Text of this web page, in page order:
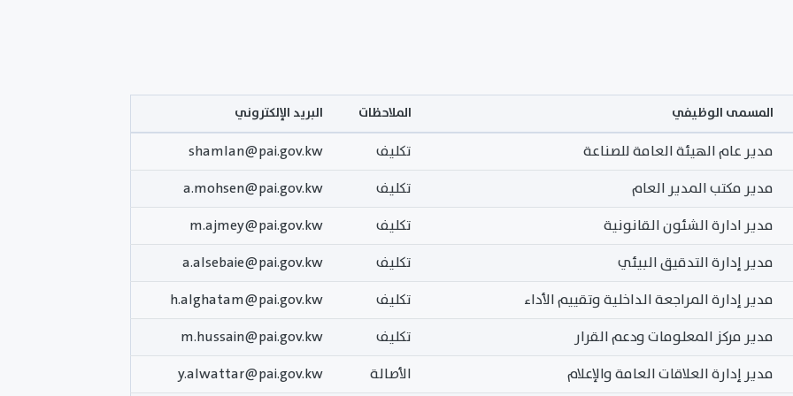
المسمى الوظيفي الملاحظات البريد الإلكتروني
مدير عام الهيئة العامة للصناعة تكليف
shamlan@pai.gov.kw
مدير مكتب المدير العام
تكليف
a.mohsen@pai.gov.kw
مدير ادارة الشئون القانونية
تكليف
m.ajmey@pai.gov.kw
مدير إدارة التدقيق البيئي
تكليف
a.alsebaie@pai.gov.kw
مدير إدارة المراجعة الداخلية وتقييم الأداء
تكليف
h.alghatam@pai.gov.kw
مدير مركز المعلومات ودعم القرار
تكليف
m.hussain@pai.gov.kw
مدير إدارة العلاقات العامة والإعلام
الأصالة y.alwattar@pai.gov.kw